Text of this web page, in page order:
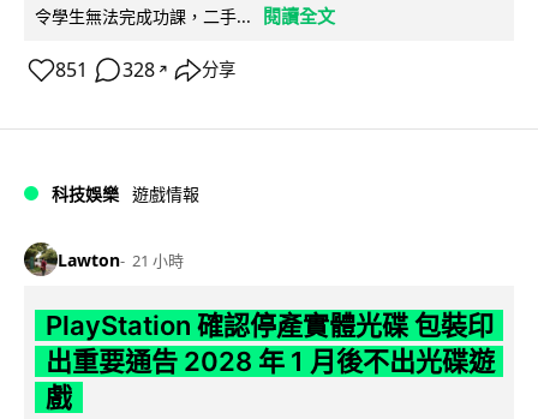
令學生無法完成功課，二手...
閱讀全文
851 328 ↗ 分享
科技娛樂 遊戲情報
Lawton 21 小時
PlayStation 確認停產實體光碟 包裝印
出重要通告 2028 年 1 月後不出光碟遊
戲